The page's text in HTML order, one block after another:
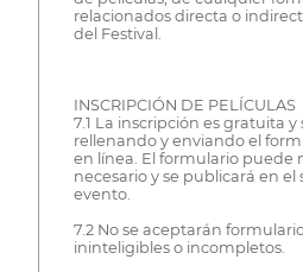
relacionados directa o
del Festival.
INSCRIPCIÓN DE PELÍCULAS
7.1 La inscripción es gratuita
rellenando y enviando el
en línea. El formulario puede
necesario y se publicará en el
evento.
7.2 No se aceptarán
ininteligibles o incompletos.